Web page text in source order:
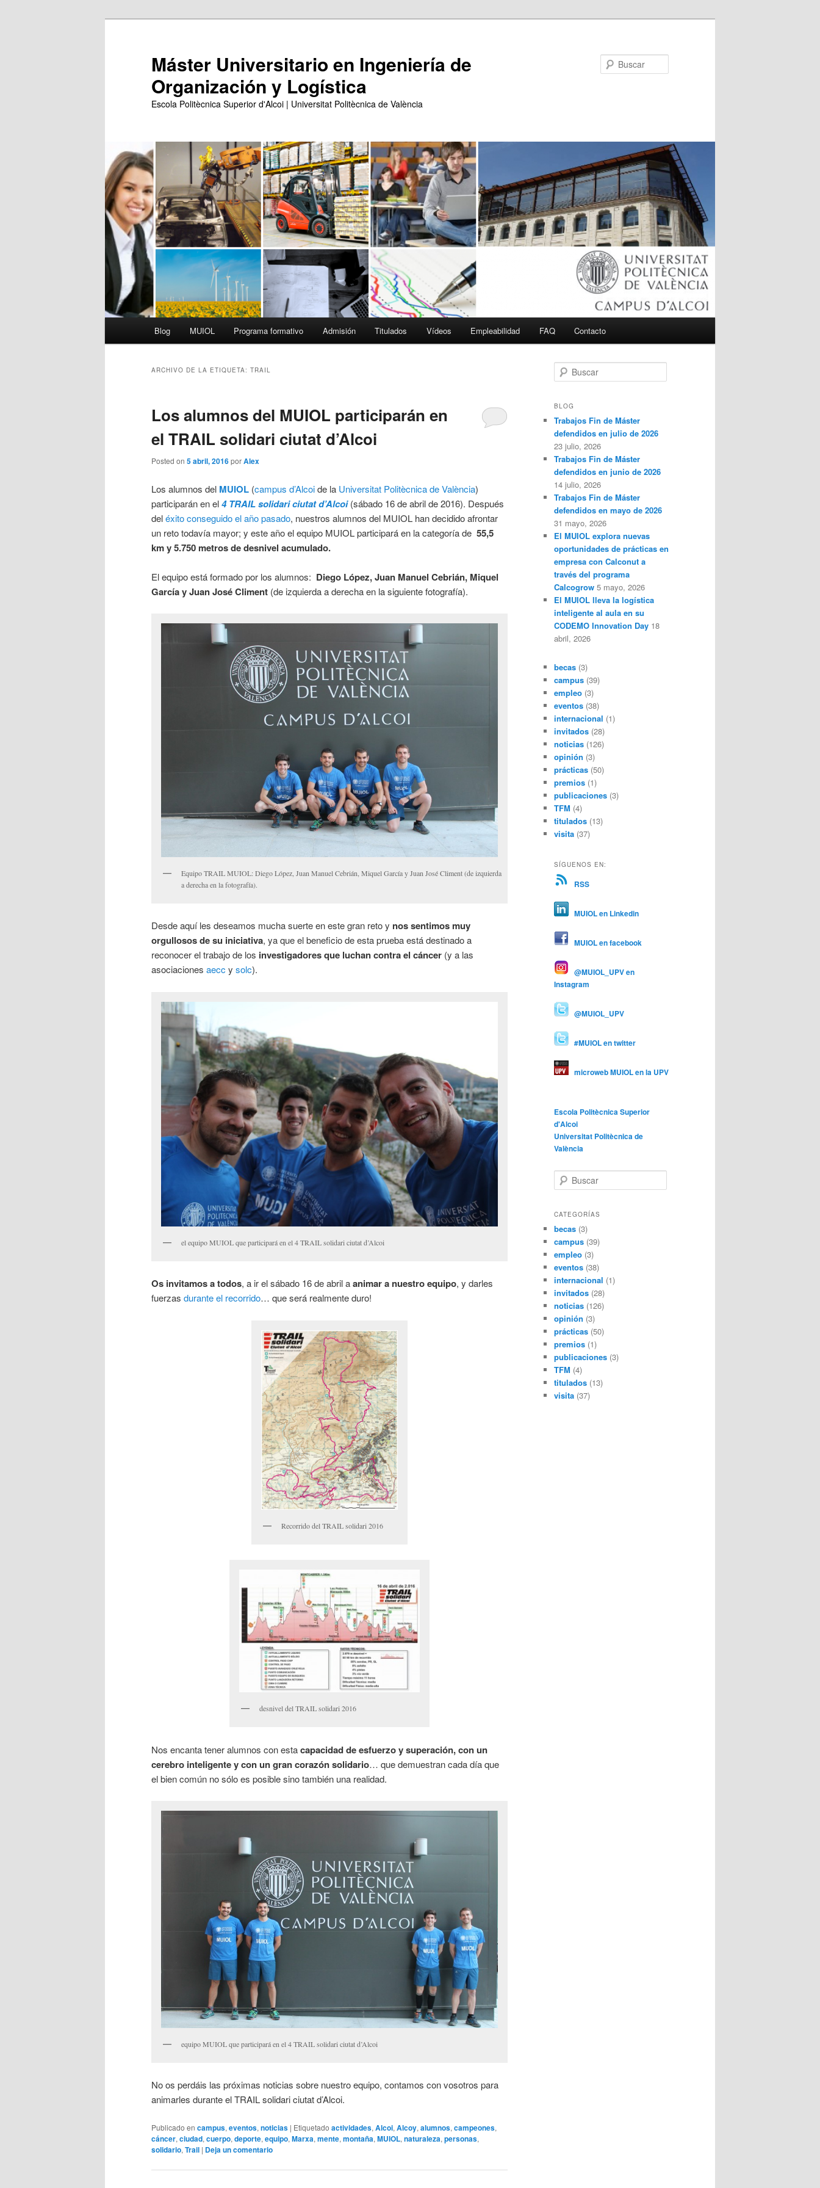
Máster Universitario en Ingeniería de
Organización y Logística
Escola Politècnica Superior d'Alcoi | Universitat Politècnica de València
Blog MUIOL Programa formativo Admisión Titulados Vídeos Empleabilidad FAQ Contacto
ARCHIVO DE LA ETIQUETA: TRAIL
Los alumnos del MUIOL participarán en
el TRAIL solidari ciutat d’Alcoi
Posted on 5 abril, 2016porAlex
Los alumnos del MUIOL (campus d’Alcoide la Universitat Politècnica de València)
participarán en el4 TRAIL solidari ciutat d’Alcoi(sábado 16 de abril de 2016). Después
deléxito conseguido el año pasado, nuestros alumnos del MUIOL han decidido afrontar
un reto todavía mayor; y este año el equipo MUIOL participará en la categoría de 55,5
km y 5.750 metros de desnivel acumulado.
El equipo está formado por los alumnos: Diego López, Juan Manuel Cebrián, Miquel
García y Juan José Climent (de izquierda a derecha en la siguiente fotografía).
Equipo TRAIL MUIOL: Diego López, Juan Manuel Cebrián, Miquel García y Juan José Climent (de izquierda
a derecha en la fotografía).
Desde aquí les deseamos mucha suerte en este gran reto y nos sentimos muy
orgullosos de su iniciativa, ya que el beneficio de esta prueba está destinado a
reconocer el trabajo de los investigadores que luchan contra el cáncer (y a las
asociaciones aecc y solc).
el equipo MUIOL que participará en el 4 TRAIL solidari ciutat d’Alcoi
Os invitamos a todos, a ir el sábado 16 de abril aanimar a nuestro equipo, y darles
fuerzas durante el recorrido… que será realmente duro!
Recorrido del TRAIL solidari 2016
desnivel del TRAIL solidari 2016
Nos encanta tener alumnos con estacapacidad de esfuerzo y superación, con un
cerebro inteligente y con un gran corazón solidario… que demuestran cada día que
el bien común no sólo es posible sino también una realidad.
equipo MUIOL que participará en el 4 TRAIL solidari ciutat d’Alcoi
No os perdáis las próximas noticias sobre nuestro equipo, contamos con vosotros para
animarles durante el TRAIL solidari ciutat d’Alcoi.
Publicado en campus, eventos, noticias | Etiquetado actividades, Alcoi, Alcoy, alumnos, campeones,
cáncer, ciudad, cuerpo, deporte, equipo, Marxa, mente, montaña, MUIOL, naturaleza, personas,
solidario, Trail | Deja un comentario
u
c
r
BLOG
Trabajos Fin de Máster
defendidos en julio de 2026
23 julio, 2026
Trabajos Fin de Máster
defendidos en junio de 2026
14 julio, 2026
Trabajos Fin de Máster
defendidos en mayo de 2026
31 mayo, 2026
El MUIOL explora nuevas
oportunidades de prácticas en
empresa con Calconut a
través del programa
Calcogrow 5 mayo, 2026
El MUIOL lleva la logística
inteligente al aula en su
CODEMO Innovation Day 18
abril, 2026
becas (3)
campus (39)
empleo (3)
eventos (38)
internacional (1)
invitados (28)
noticias (126)
opinión (3)
prácticas (50)
premios (1)
publicaciones (3)
TFM (4)
titulados (13)
visita (37)
SÍGUENOS EN:
RSS
MUIOL en Linkedin
MUIOL en facebook
@MUIOL_UPV en
Instagram
@MUIOL_UPV
#MUIOL en twitter
microweb MUIOL en la UPV
Escola Politècnica Superior
d'Alcoi
Universitat Politècnica de
València
u
c
r
CATEGORÍAS
becas (3)
campus (39)
empleo (3)
eventos (38)
internacional (1)
invitados (28)
noticias (126)
opinión (3)
prácticas (50)
premios (1)
publicaciones (3)
TFM (4)
titulados (13)
visita (37)